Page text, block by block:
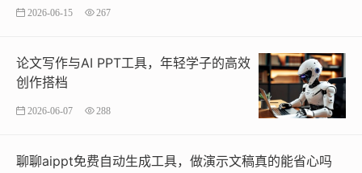
2026-06-15 267
论文写作与AI PPT工具，年轻学子的高效
创作搭档
2026-06-07 288
聊聊aippt免费自动生成工具，做演示文稿真的能省心吗